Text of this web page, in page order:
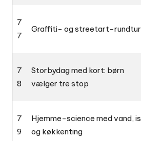
7
7
Graffiti- og streetart-rundtur
7
8
Storbydag med kort: børn
vælger tre stop
7
9
Hjemme-science med vand, is
og køkkenting